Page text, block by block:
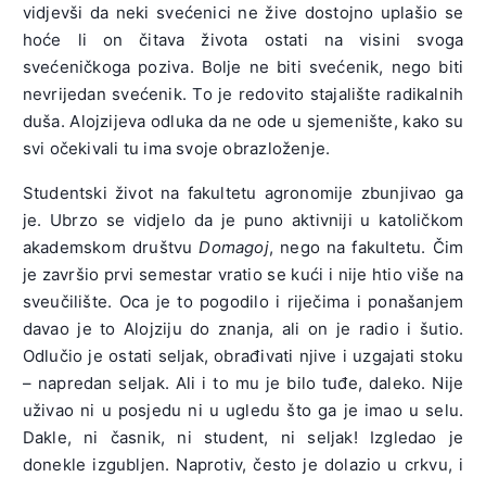
vidjevši da neki svećenici ne žive dostojno uplašio se
hoće li on čitava života ostati na visini svoga
svećeničkoga poziva. Bolje ne biti svećenik, nego biti
nevrijedan svećenik. To je redovito stajalište radikalnih
duša. Alojzijeva odluka da ne ode u sjemenište, kako su
svi očekivali tu ima svoje obrazloženje.
Studentski život na fakultetu agronomije zbunjivao ga
je. Ubrzo se vidjelo da je puno aktivniji u katoličkom
akademskom društvuDomagoj, nego na fakultetu. Čim
je završio prvi semestar vratio se kući i nije htio više na
sveučilište. Oca je to pogodilo i riječima i ponašanjem
davao je to Alojziju do znanja, ali on je radio i šutio.
Odlučio je ostati seljak, obrađivati njive i uzgajati stoku
– napredan seljak. Ali i to mu je bilo tuđe, daleko. Nije
uživao ni u posjedu ni u ugledu što ga je imao u selu.
Dakle, ni časnik, ni student, ni seljak! Izgledao je
donekle izgubljen. Naprotiv, često je dolazio u crkvu, i